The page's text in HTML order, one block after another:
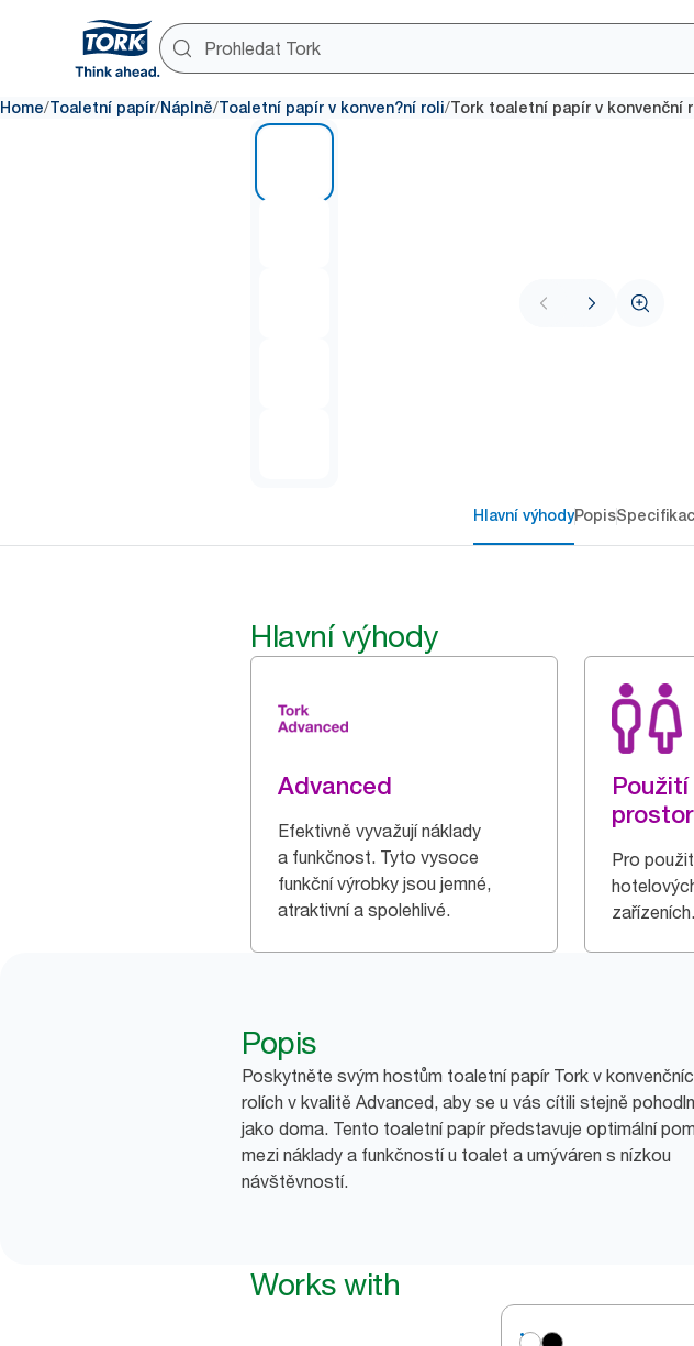
Home/Toaletní papír/Náplně/Toaletní papír v konven?ní roli/Tork toaletní papír v konvenční
Hlavní výhodyPopis
Hlavní výhody
Advanced
Efektivně vyvažují náklady
a funkčnost. Tyto vysoce
funkční výrobky jsou jemné,
atraktivní a spolehlivé.
Pro
zařízeních.
Popis
Poskytněte svým hostům toaletní papír Tork v
rolích v kvalitě Advanced, aby se u vás cítili stejně
jako doma. Tento toaletní papír představuje optimální
mezi náklady a funkčností u toalet a umýváren s nízkou
návštěvností.
Works with